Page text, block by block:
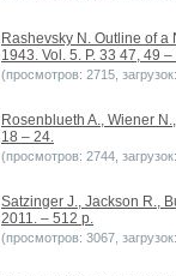
Rashevsky N. Outline of
1943. Vol. 5. P. 33 47, 49
(просмотров: 2715,
Rosenblueth A., Wiener
18 – 24.
(просмотров: 2744,
Satzinger J., Jackson R.,
2011. – 512 p.
(просмотров: 3067,